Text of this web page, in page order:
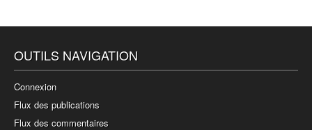
OUTILS NAVIGATION
Connexion
Flux des publications
Flux des commentaires